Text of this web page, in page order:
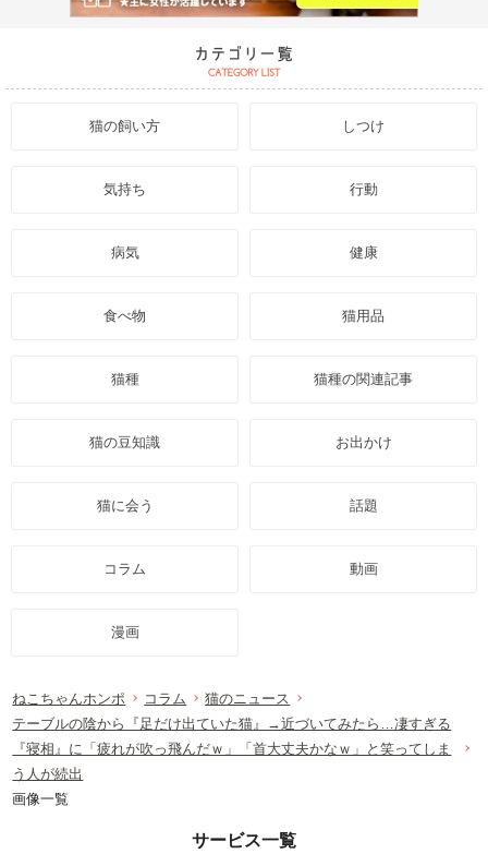
猫の飼い方 しつけ
気持ち 行動
病気 健康
食べ物 猫用品
猫種 猫種の関連記事
猫の豆知識 お出かけ
猫に会う 話題
コラム 動画
漫画
ねこちゃんホンポ コラム
猫のニュース
テーブルの陰から『足だけ出ていた猫』→近づいてみたら…凄すぎる
『寝相』に「疲れが吹っ飛んだｗ」「首大丈夫かなｗ」と笑ってしま
う人が続出
画像一覧
サービス一覧